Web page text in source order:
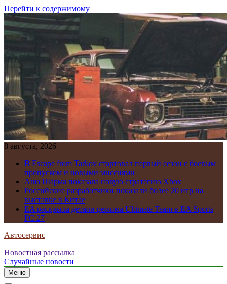
Перейти к содержимому
8 августа, 2026
В Escape from Tarkov стартовал первый сезон с боевым
пропуском и новыми миссиями
Аша Шарма показала новую стратегию Xbox
Российские разработчики показали более 20 игр на
выставке в Китае
EA раскрыла детали режима Ultimate Team в EA Sports
FC 27
Автосервис
Новостная рассылка
Случайные новости
Меню